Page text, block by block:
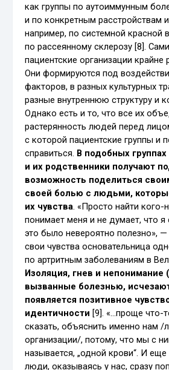
как группы по аутоиммунным
и по конкретным расстройствам
например, по системной красной
по рассеянному склерозу [8].
пациентские организации крайне
Они формируются под
факторов, в разных культурных
разные внутреннюю структуру и
Однако есть и то, что все их
растерянность людей перед
с которой пациентские группы и
справиться. В подобных
и их родственники получают
возможность поделиться
своей болью с людьми,
их чувства. «Просто найти кого-
понимает меня и не думает, что
это было невероятно полезно»,
свои чувства основательница
по артритным заболеваниям в
Изоляция, гнев и непонимание
вызванные болезнью,
появляется позитивное
идентичности [9]. «…проще что-
сказать, объяснить именно нам
организации/, потому, что мы с
называется, „одной крови“. И
люди, оказываясь у нас, сразу